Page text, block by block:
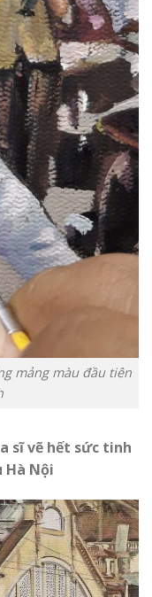
mảng màu đầu tiên
sĩ vẽ hết sức tinh
Nội